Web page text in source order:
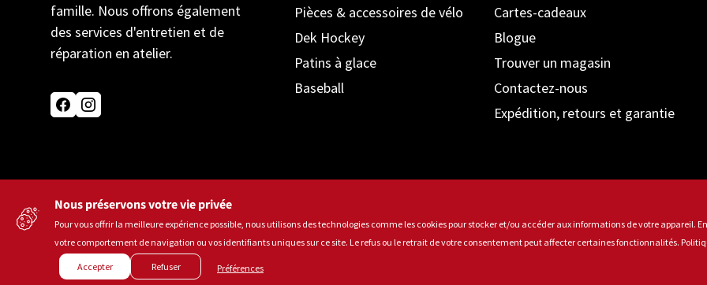
famille. Nous offrons également
des services d'entretien et de
réparation en atelier.
FacebookInstagram
Pièces & accessoires de vélo
Dek Hockey
Patins à glace
Baseball
Cartes-cadeaux
Blogue
Trouver un magasin
Contactez-nous
Expédition, retours et garantie
Moyens de paiement acceptés
Langue
Français
Nous préservons votre vie privée
Pour vous offrir la meilleure expérience possible, nous utilisons des technologies comme les cookies pour stocker et/ou accéder aux informations de votre appareil.
votre comportement de navigation ou vos identifiants uniques sur ce site. Le refus ou le retrait de votre consentement peut affecter certaines fonctionnalités.
Accepter Refuser Préférences